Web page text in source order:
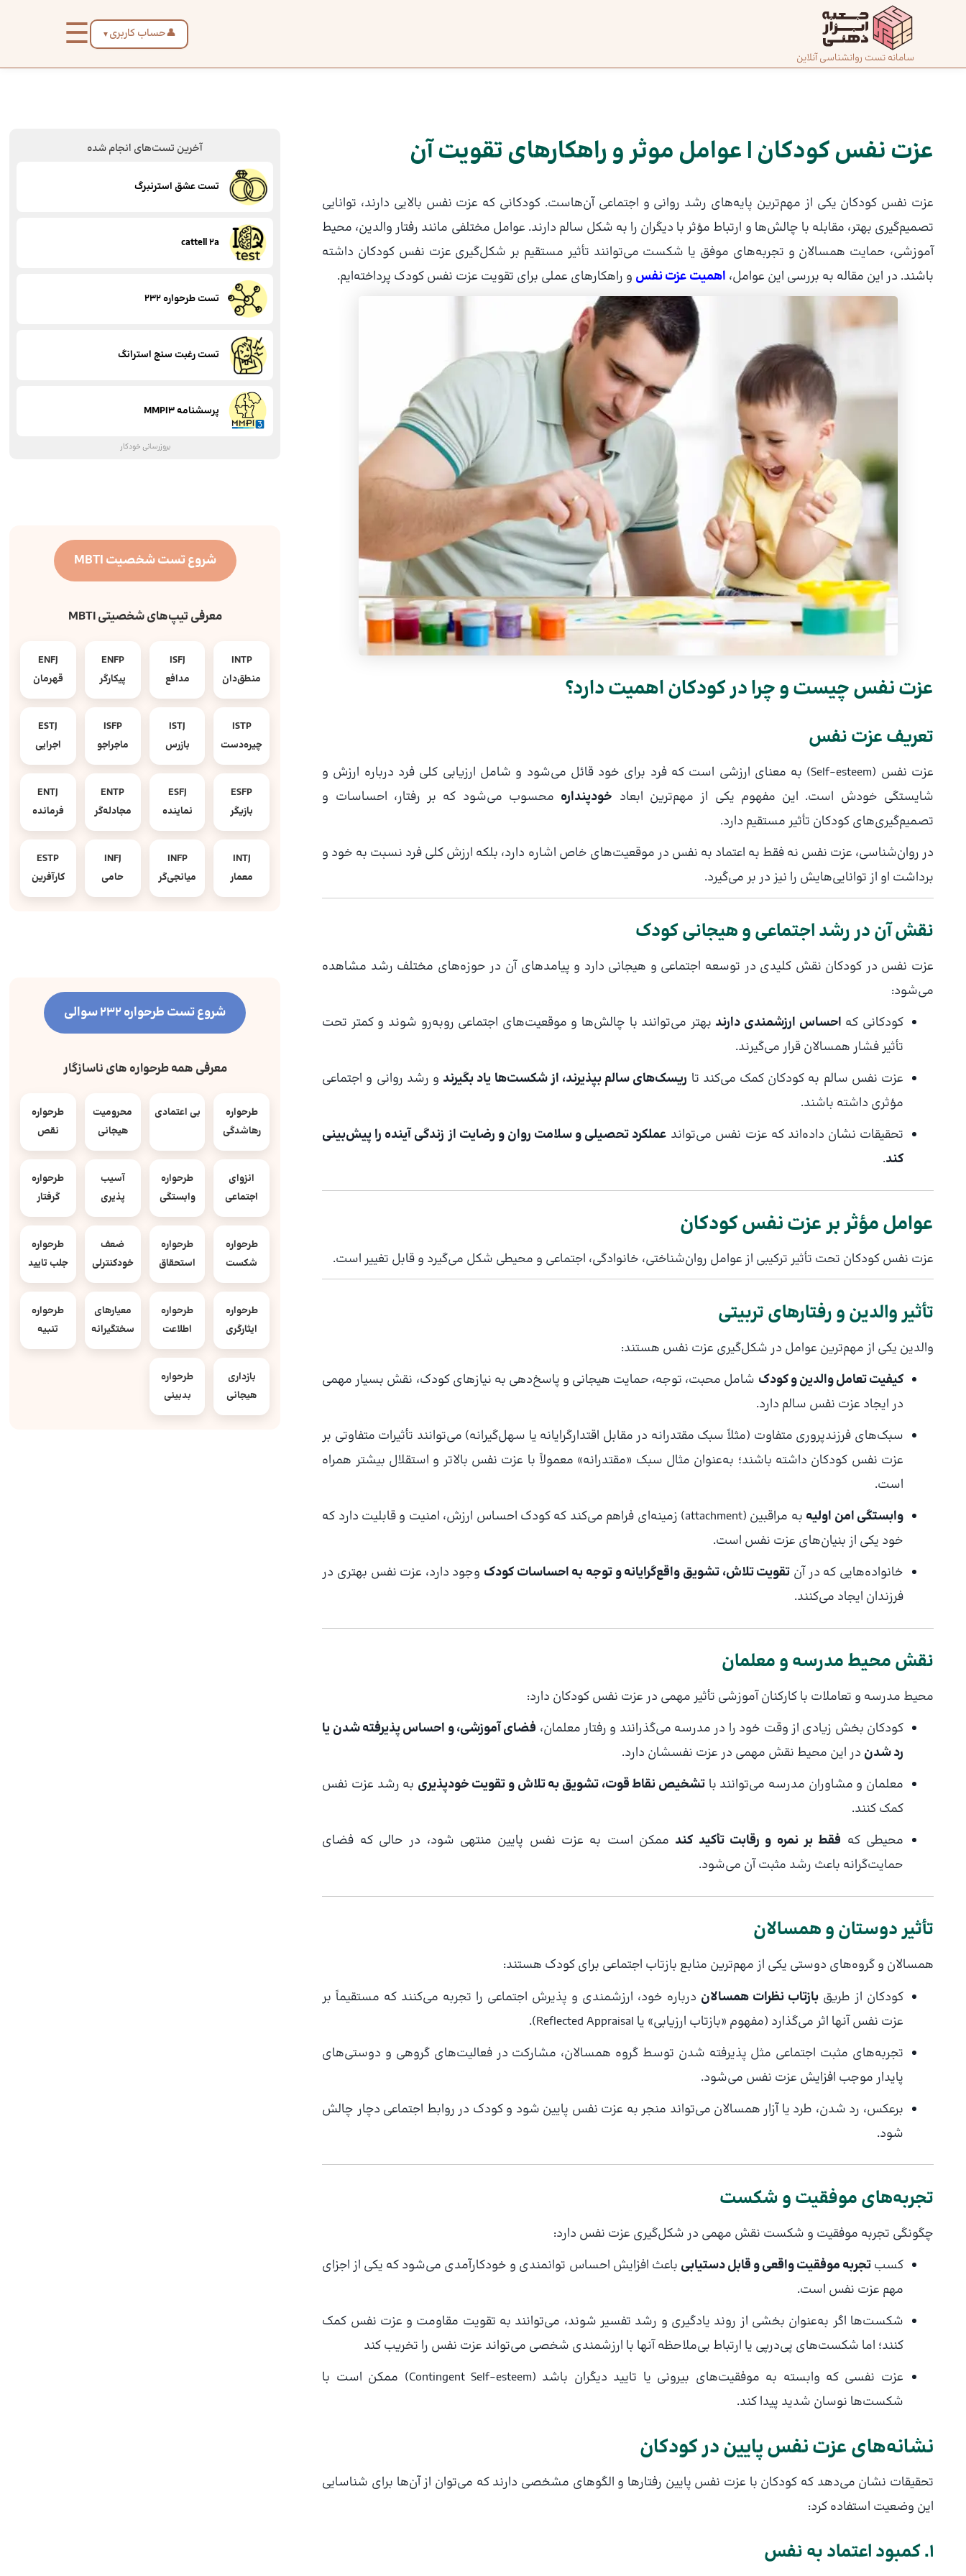
سامانه تست روانشناسی آنلاین
👤حساب کاربری ▼
☰
صفحه
ما
با ما
دسته‌بندی
تست‌ها
عزت نفس کودکان | عوامل موثر و راهکارهای تقویت آن
عزت نفس کودکان یکی از مهم‌ترین پایه‌های رشد روانی و اجتماعی آن‌هاست. کودکانی که عزت نفس بالایی دارند، توانایی
تصمیم‌گیری بهتر، مقابله با چالش‌ها و ارتباط مؤثر با دیگران را به شکل سالم دارند. عوامل مختلفی مانند رفتار والدین، محیط
آموزشی، حمایت همسالان و تجربه‌های موفق یا شکست می‌توانند تأثیر مستقیم بر شکل‌گیری عزت نفس کودکان داشته
باشند. در این مقاله به بررسی این عوامل، اهمیت عزت نفس و راهکارهای عملی برای تقویت عزت نفس کودک پرداخته‌ایم.
عزت نفس چیست و چرا در کودکان اهمیت دارد؟
تعریف عزت نفس
عزت نفس (Self‑esteem) به معنای ارزشی است که فرد برای خود قائل می‌شود و شامل ارزیابی کلی فرد درباره ارزش و
شایستگی خودش است. این مفهوم یکی از مهم‌ترین ابعاد خودپنداره محسوب می‌شود که بر رفتار، احساسات و
تصمیم‌گیری‌های کودکان تأثیر مستقیم دارد.
در روان‌شناسی، عزت نفس نه فقط به اعتماد به نفس در موقعیت‌های خاص اشاره دارد، بلکه ارزش کلی فرد نسبت به خود و
برداشت او از توانایی‌هایش را نیز در بر می‌گیرد.
نقش آن در رشد اجتماعی و هیجانی کودک
عزت نفس در کودکان نقش کلیدی در توسعه اجتماعی و هیجانی دارد و پیامدهای آن در حوزه‌های مختلف رشد مشاهده
می‌شود:
کودکانی که احساس ارزشمندی دارند بهتر می‌توانند با چالش‌ها و موقعیت‌های اجتماعی روبه‌رو شوند و کمتر تحت
تأثیر فشار همسالان قرار می‌گیرند.
عزت نفس سالم به کودکان کمک می‌کند تا ریسک‌های سالم بپذیرند، از شکست‌ها یاد بگیرند و رشد روانی و اجتماعی
مؤثری داشته باشند.
تحقیقات نشان داده‌اند که عزت نفس می‌تواند عملکرد تحصیلی و سلامت روان و رضایت از زندگی آینده را پیش‌بینی
کند.
عوامل مؤثر بر عزت نفس کودکان
عزت نفس کودکان تحت تأثیر ترکیبی از عوامل روان‌شناختی، خانوادگی، اجتماعی و محیطی شکل می‌گیرد و قابل تغییر است.
تأثیر والدین و رفتارهای تربیتی
والدین یکی از مهم‌ترین عوامل در شکل‌گیری عزت نفس هستند:
کیفیت تعامل والدین و کودک شامل محبت، توجه، حمایت هیجانی و پاسخ‌دهی به نیازهای کودک، نقش بسیار مهمی
در ایجاد عزت نفس سالم دارد.
سبک‌های فرزندپروری متفاوت (مثلاً سبک مقتدرانه در مقابل اقتدارگرایانه یا سهل‌گیرانه) می‌توانند تأثیرات متفاوتی بر
عزت نفس کودکان داشته باشند؛ به‌عنوان مثال سبک «مقتدرانه» معمولاً با عزت نفس بالاتر و استقلال بیشتر همراه
است.
وابستگی امن اولیه
به مراقبین (attachment) زمینه‌ای فراهم می‌کند که کودک احساس ارزش، امنیت و قابلیت دارد که
خود یکی از بنیان‌های عزت نفس است.
خانواده‌هایی که در آن تقویت تلاش، تشویق واقع‌گرایانه و توجه به احساسات کودک وجود دارد، عزت نفس بهتری در
فرزندان ایجاد می‌کنند.
نقش محیط مدرسه و معلمان
محیط مدرسه و تعاملات با کارکنان آموزشی تأثیر مهمی در عزت نفس کودکان دارد:
کودکان بخش زیادی از وقت خود را در مدرسه می‌گذرانند و رفتار معلمان، فضای آموزشی، و احساس پذیرفته شدن یا
رد شدن در این محیط نقش مهمی در عزت نفسشان دارد.
معلمان و مشاوران مدرسه می‌توانند با تشخیص نقاط قوت، تشویق به تلاش و تقویت خودپذیری به رشد عزت نفس
کمک کنند.
محیطی که فقط بر نمره و رقابت تأکید کند ممکن است به عزت نفس پایین منتهی شود، در حالی که فضای
حمایت‌گرانه باعث رشد مثبت آن می‌شود.
تأثیر دوستان و همسالان
همسالان و گروه‌های دوستی یکی از مهم‌ترین منابع بازتاب اجتماعی برای کودک هستند:
کودکان از طریقبازتاب نظرات همسالان درباره خود، ارزشمندی و پذیرش اجتماعی را تجربه می‌کنند که مستقیماً بر
عزت نفس آنها اثر می‌گذارد (مفهوم «بازتاب ارزیابی» یا Reflected Appraisal).
تجربه‌های مثبت اجتماعی مثل پذیرفته شدن توسط گروه همسالان، مشارکت در فعالیت‌های گروهی و دوستی‌های
پایدار موجب افزایش عزت نفس می‌شود.
برعکس، رد شدن، طرد یا آزار همسالان می‌تواند منجر به عزت نفس پایین شود و کودک در روابط اجتماعی دچار چالش
شود.
تجربه‌های موفقیت و شکست
چگونگی تجربه موفقیت و شکست نقش مهمی در شکل‌گیری عزت نفس دارد:
کسبتجربه موفقیت واقعی و قابل دستیابی باعث افزایش احساس توانمندی و خودکارآمدی می‌شود که یکی از اجزای
مهم عزت نفس است.
شکست‌ها اگر به‌عنوان بخشی از روند یادگیری و رشد تفسیر شوند، می‌توانند به تقویت مقاومت و عزت نفس کمک
کنند؛ اما شکست‌های پی‌درپی یا ارتباط بی‌ملاحظه آنها با ارزشمندی شخصی می‌تواند عزت نفس را تخریب کند
عزت نفسی که وابسته به موفقیت‌های بیرونی یا تایید دیگران باشد (Contingent Self‑esteem) ممکن است با
شکست‌ها نوسان شدید پیدا کند.
نشانه‌های عزت نفس پایین در کودکان
تحقیقات نشان می‌دهد که کودکان با عزت نفس پایین رفتارها و الگوهای مشخصی دارند که می‌توان از آن‌ها برای شناسایی
این وضعیت استفاده کرد:
1. کمبود اعتماد به نفس
پیمایش
آخرین تست‌های انجام شده
تست عشق استرنبرگ
cattell 2a
تست طرحواره 232
تست رغبت سنج استرانگ
پرسشنامه MMPI3
بروزرسانی خودکار
شروع تست شخصیت MBTI
معرفی تیپ‌های شخصیتی MBTI
INTP
منطق‌دان
ISFJ
مدافع
ENFP
پیکارگر
ENFJ
قهرمان
ISTP
چیره‌دست
ISTJ
بازرس
ISFP
ماجراجو
ESTJ
اجرایی
ESFP
بازیگر
ESFJ
نماینده
ENTP
مجادله‌گر
ENTJ
فرمانده
INTJ
معمار
INFP
میانجی‌گر
INFJ
حامی
ESTP
کارآفرین
شروع تست طرحواره 232 سوالی
معرفی همه طرحواره های ناسازگار
طرحواره
رهاشدگی
بی اعتمادی
محرومیت
هیجانی
طرحواره
نقص
انزوای
اجتماعی
طرحواره
وابستگی
آسیب
پذیری
طرحواره
گرفتار
طرحواره
شکست
طرحواره
استحقاق
ضعف
خودکنترلی
طرحواره
جلب تایید
طرحواره
ایثارگری
طرحواره
اطلاعت
معیارهای
سختگیرانه
طرحواره
تنبیه
بازداری
هیجانی
طرحواره
بدبینی